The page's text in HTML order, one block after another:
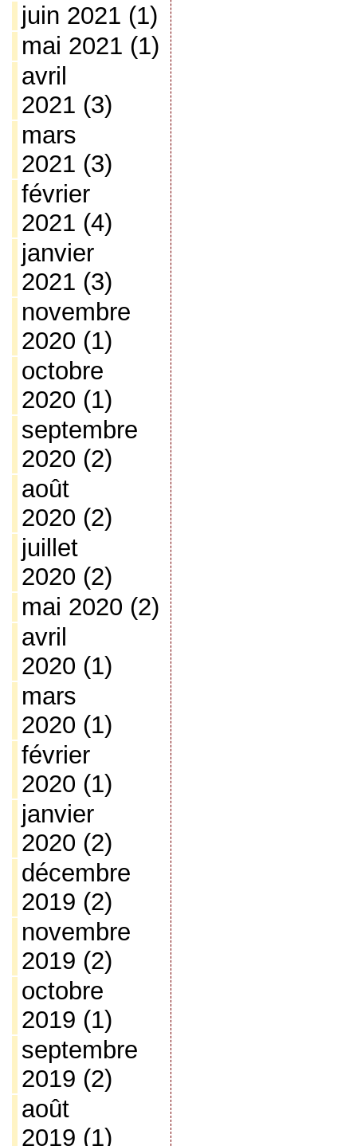
juin 2021 (1)
mai 2021 (1)
avril
2021 (3)
mars
2021 (3)
février
2021 (4)
janvier
2021 (3)
novembre
2020 (1)
octobre
2020 (1)
septembre
2020 (2)
août
2020 (2)
juillet
2020 (2)
mai 2020 (2)
avril
2020 (1)
mars
2020 (1)
février
2020 (1)
janvier
2020 (2)
décembre
2019 (2)
novembre
2019 (2)
octobre
2019 (1)
septembre
2019 (2)
août
2019 (1)